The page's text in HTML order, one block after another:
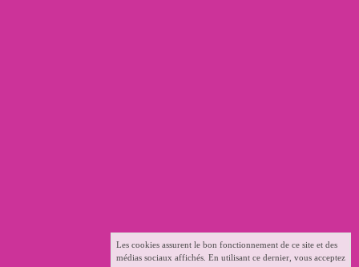
Les cookies assurent le bon fonctionnement de ce site et des
médias sociaux affichés. En utilisant ce dernier, vous acceptez